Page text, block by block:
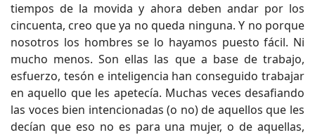
tiempos de la movida y ahora deben andar por los
cincuenta, creo que ya no queda ninguna. Y no porque
nosotros los hombres se lo hayamos puesto fácil. Ni
mucho menos. Son ellas las que a base de trabajo,
esfuerzo, tesón e inteligencia han conseguido trabajar
en aquello que les apetecía. Muchas veces desafiando
las voces bien intencionadas (o no) de aquellos que les
decían que eso no es para una mujer, o de aquellas,